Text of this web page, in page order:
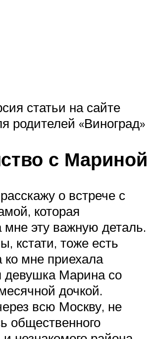
статьи на сайте
родителей «Виноград»
с Мариной
о встрече с
которая
мне эту важную деталь.
кстати, тоже есть
ко мне приехала
девушка Марина со
дочкой.
всю Москву, не
общественного